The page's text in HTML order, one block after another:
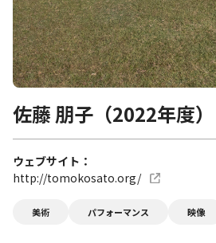
佐藤 朋子（2022年度）
ウェブサイト
http://tomokosato.org/
美術 パフォーマンス 映像